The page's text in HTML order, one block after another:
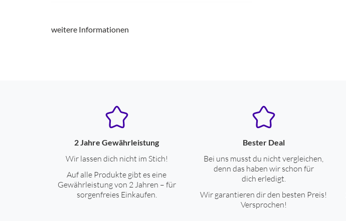
weitere Informationen
2 Jahre Gewährleistung
Wir lassen dich nicht im Stich!
Auf alle Produkte gibt es eine
Gewährleistung von 2 Jahren – für
sorgenfreies Einkaufen.
Bester Deal
Bei uns musst du nicht vergleichen,
denn das haben wir schon für
dich erledigt.
Wir garantieren dir den besten Preis!
Versprochen!